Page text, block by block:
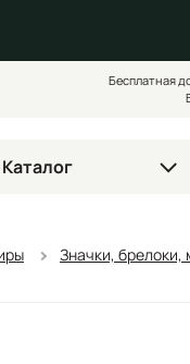
Бесплатная
Каталог
Значки, брелоки,